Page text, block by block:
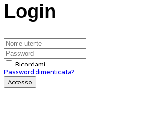
Login
Ricordami
Password dimenticata?
Accesso